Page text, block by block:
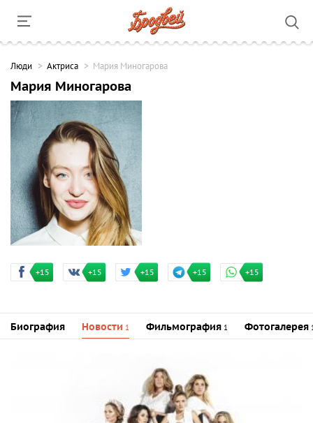
Люди Актриса Мария Миногарова
Мария Миногарова
+15 +15 +15 +15 +15
Биография Новости 1 Фильмография 1 Фотогалерея